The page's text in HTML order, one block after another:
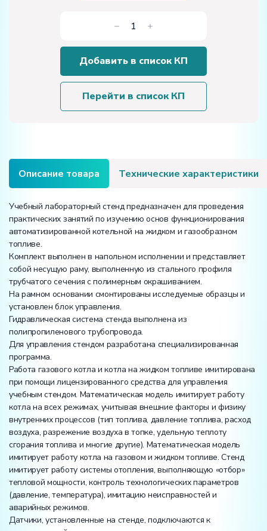
Количество
товара
Учебный
лабораторный
стенд
«Автоматизированная
топливе»
Добавить в список КП
Перейти в список КП
Описание товара Технические характеристики
Учебный лабораторный стенд предназначен для проведения
практических занятий по изучению основ функционирования
автоматизированной котельной на жидком и газообразном
топливе.
Комплект выполнен в напольном исполнении и представляет
собой несущую раму, выполненную из стального профиля
трубчатого сечения с полимерным окрашиванием.
На рамном основании смонтированы исследуемые образцы и
установлен блок управления.
Гидравлическая система стенда выполнена из
полипропиленового трубопровода.
Для управления стендом разработана специализированная
программа.
Работа газового котла и котла на жидком топливе имитирована
при помощи лицензированного средства для управления
учебным стендом. Математическая модель имитирует работу
котла на всех режимах, учитывая внешние факторы и физику
внутренних процессов (тип топлива, давление топлива, расход
воздуха, разрежение воздуха в топке, удельную теплоту
сгорания топлива и многие другие). Математическая модель
имитирует работу котла на газовом и жидком топливе. Стенд
имитирует работу системы отопления, выполняющую «отбор»
тепловой мощности, контроль технологических параметров
(давление, температура), имитацию неисправностей и
аварийных режимов.
Датчики, установленные на стенде, подключаются к